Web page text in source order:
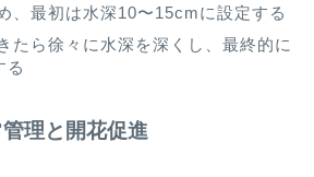
、最初は水深10〜15cmに設定する
たら徐々に水深を深くし、最終的に
る
理と開花促進